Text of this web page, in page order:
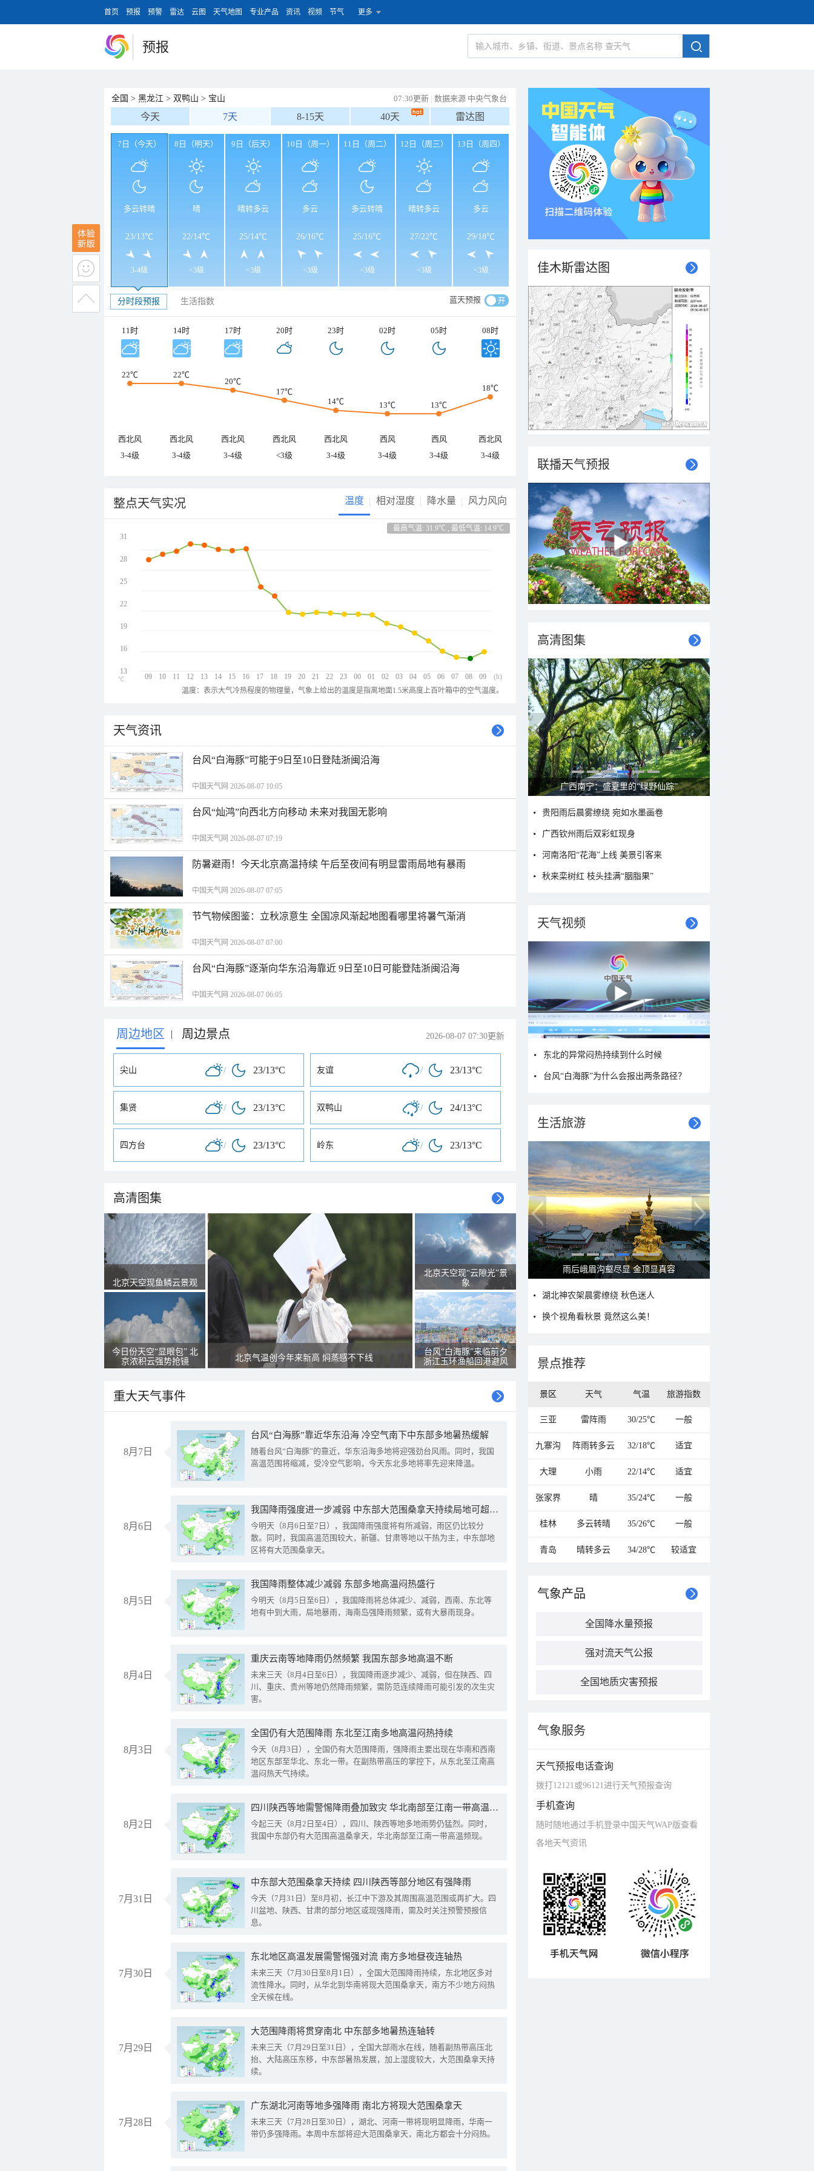
首页 预报 预警 雷达 云图 天气地图 专业产品 资讯 视频 节气 更多
预报
全国 > 黑龙江 > 双鸭山 > 宝山 07:30更新 | 数据来源 中央气象台
今天 7天 8-15天 40天 雷达图
7日（今天）
多云转晴
23/13℃
3-4级
8日（明天）
晴
22/14℃
<3级
9日（后天）
晴转多云
25/14℃
<3级
10日（周一）
多云
26/16℃
<3级
11日（周二）
多云转晴
25/16℃
<3级
12日（周三）
晴转多云
27/22℃
<3级
13日（周四）
多云
29/18℃
<3级
分时段预报 生活指数 蓝天预报
11时 14时 17时 20时 23时 02时 05时 08时
22℃ 22℃
20℃
17℃
14℃
13℃ 13℃
18℃
西北风 西北风 西北风 西北风 西北风 西风 西风
西北风
3-4级
3-4级 3-4级 <3级 3-4级 3-4级 3-4级 3-4级
整点天气实况 温度 相对湿度 降水量 风力风向
最高气温: 31.9℃ , 最低气温: 14.9℃
09 10 11 12 13 14 15 16 17 18 19 20 21 22 23 00 01 02 03 04 05 06 07 08 09
31
28
25
22
19
16
13
(h)
℃
温度：表示大气冷热程度的物理量，气象上给出的温度是指离地面1.5米高度上百叶箱中的空气温度。
天气资讯
台风“白海豚”可能于9日至10日登陆浙闽沿海
中国天气网 2026-08-07 10:05
台风“灿鸿”向西北方向移动 未来对我国无影响
中国天气网 2026-08-07 07:19
防暑避雨！今天北京高温持续 午后至夜间有明显雷雨局地有暴雨
中国天气网 2026-08-07 07:05
节气物候图鉴：立秋凉意生 全国凉风渐起地图看哪里将暑气渐消
中国天气网 2026-08-07 07:00
台风“白海豚”逐渐向华东沿海靠近 9日至10日可能登陆浙闽沿海
中国天气网 2026-08-07 06:05
周边地区 | 周边景点 2026-08-07 07:30更新
尖山 / 23/13°C 友谊 / 23/13°C
集贤 / 23/13°C 双鸭山 / 24/13°C
四方台 / 23/13°C 岭东 / 23/13°C
高清图集
北京天空现鱼鳞云景观
今日份天空“显眼包” 北
京浓积云强势抢镜
北京气温创今年来新高 焖蒸感不下线
北京天空现“云隙光”景
象
台风“白海豚”来临前夕
浙江玉环渔船回港避风
重大天气事件
8月7日
台风“白海豚”靠近华东沿海 冷空气南下中东部多地暑热缓解
随着台风“白海豚”的靠近，华东沿海多地将迎强劲台风雨。同时，我国
高温范围将缩减，受冷空气影响，今天东北多地将率先迎来降温。
8月6日
我国降雨强度进一步减弱 中东部大范围桑拿天持续局地可超38℃
今明天（8月6日至7日），我国降雨强度将有所减弱，雨区仍比较分
散。同时，我国高温范围较大，新疆、甘肃等地以干热为主，中东部地
区将有大范围桑拿天。
8月5日
我国降雨整体减少减弱 东部多地高温闷热盛行
今明天（8月5日至6日），我国降雨将总体减少、减弱，西南、东北等
地有中到大雨，局地暴雨，海南岛强降雨频繁，或有大暴雨现身。
8月4日
重庆云南等地降雨仍然频繁 我国东部多地高温不断
未来三天（8月4日至6日），我国降雨逐步减少、减弱，但在陕西、四
川、重庆、贵州等地仍然降雨频繁，需防范连续降雨可能引发的次生灾
害。
8月3日
全国仍有大范围降雨 东北至江南多地高温闷热持续
今天（8月3日），全国仍有大范围降雨，强降雨主要出现在华南和西南
地区东部至华北、东北一带。在副热带高压的掌控下，从东北至江南高
温闷热天气持续。
8月2日
四川陕西等地需警惕降雨叠加致灾 华北南部至江南一带高温频现
今起三天（8月2日至4日），四川、陕西等地多地雨势仍猛烈。同时，
我国中东部仍有大范围高温桑拿天，华北南部至江南一带高温频现。
7月31日
中东部大范围桑拿天持续 四川陕西等部分地区有强降雨
今天（7月31日）至8月初，长江中下游及其周围高温范围或再扩大。四
川盆地、陕西、甘肃的部分地区或现强降雨，需及时关注预警预报信
息。
7月30日
东北地区高温发展需警惕强对流 南方多地昼夜连轴热
未来三天（7月30日至8月1日），全国大范围降雨持续，东北地区多对
流性降水。同时，从华北到华南将现大范围桑拿天，南方不少地方闷热
全天候在线。
7月29日
大范围降雨将贯穿南北 中东部多地暑热连轴转
未来三天（7月29日至31日），全国大部雨水在线，随着副热带高压北
抬、大陆高压东移，中东部暑热发展，加上湿度较大，大范围桑拿天持
续。
7月28日
广东湖北河南等地多强降雨 南北方将现大范围桑拿天
未来三天（7月28日至30日），湖北、河南一带将现明显降雨，华南一
带仍多强降雨。本周中东部将迎大范围桑拿天，南北方都会十分闷热。
佳木斯雷达图
联播天气预报
高清图集
呼伦贝尔草原 藏着最治愈的蓝天白云
贵阳雨后晨雾缭绕 宛如水墨画卷
广西钦州雨后双彩虹现身
河南洛阳“花海”上线 美景引客来
秋来栾树红 枝头挂满“胭脂果”
天气视频
东北的异常闷热持续到什么时候
台风“白海豚”为什么会报出两条路径？
生活旅游
秋意浓 蓝天映衬下的哈尔滨伏尔加庄园
湖北神农架晨雾缭绕 秋色迷人
换个视角看秋景 竟然这么美！
景点推荐
景区 天气 气温 旅游指数
三亚 雷阵雨 30/25℃ 一般
九寨沟 阵雨转多云 32/18℃ 适宜
大理 小雨 22/14℃ 适宜
张家界 晴 35/24℃ 一般
桂林 多云转晴 35/26℃ 一般
青岛 晴转多云 34/28℃ 较适宜
气象产品
全国降水量预报
强对流天气公报
全国地质灾害预报
气象服务
天气预报电话查询
拨打12121或96121进行天气预报查询
手机查询
随时随地通过手机登录中国天气WAP版查看
各地天气资讯